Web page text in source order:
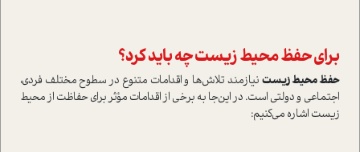
برای حفظ محیط زیست چه باید کرد؟
حفظ محیط زیست نیازمند تلاش‌ها و اقدامات متنوع در سطوح مختلف فردی،
اجتماعی و دولتی ا‌ست. در این‌جا به برخی از اقدامات مؤثر برای حفاظت از محیط
زیست اشاره می‌کنیم: